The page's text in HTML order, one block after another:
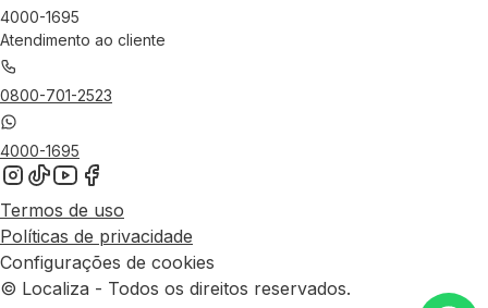
4000-1695
Atendimento ao cliente
0800-701-2523
4000-1695
Termos de uso
Políticas de privacidade
Configurações de cookies
© Localiza - Todos os direitos reservados.